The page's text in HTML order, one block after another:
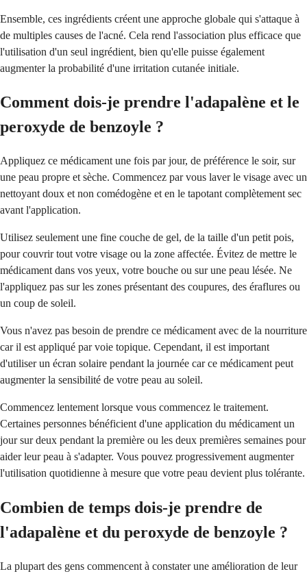
Ensemble, ces ingrédients créent une approche globale qui s'attaque à
de multiples causes de l'acné. Cela rend l'association plus efficace que
l'utilisation d'un seul ingrédient, bien qu'elle puisse également
augmenter la probabilité d'une irritation cutanée initiale.
Comment dois-je prendre l'adapalène et le
peroxyde de benzoyle ?
Appliquez ce médicament une fois par jour, de préférence le soir, sur
une peau propre et sèche. Commencez par vous laver le visage avec un
nettoyant doux et non comédogène et en le tapotant complètement sec
avant l'application.
Utilisez seulement une fine couche de gel, de la taille d'un petit pois,
pour couvrir tout votre visage ou la zone affectée. Évitez de mettre le
médicament dans vos yeux, votre bouche ou sur une peau lésée. Ne
l'appliquez pas sur les zones présentant des coupures, des éraflures ou
un coup de soleil.
Vous n'avez pas besoin de prendre ce médicament avec de la nourriture
car il est appliqué par voie topique. Cependant, il est important
d'utiliser un écran solaire pendant la journée car ce médicament peut
augmenter la sensibilité de votre peau au soleil.
Commencez lentement lorsque vous commencez le traitement.
Certaines personnes bénéficient d'une application du médicament un
jour sur deux pendant la première ou les deux premières semaines pour
aider leur peau à s'adapter. Vous pouvez progressivement augmenter
l'utilisation quotidienne à mesure que votre peau devient plus tolérante.
Combien de temps dois-je prendre de
l'adapalène et du peroxyde de benzoyle ?
La plupart des gens commencent à constater une amélioration de leur